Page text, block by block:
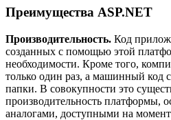
Преимущества ASP.NET
Производительность. Код
созданных с помощью этой
необходимости. Кроме того,
только один раз, а машинный код
папки. В совокупности это
производительность платформы,
аналогами, доступными на